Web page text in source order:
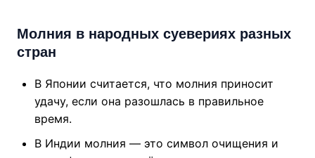
Молния в народных суевериях разных
стран
В Японии считается, что молния приносит
удачу, если она разошлась в правильное
время.
В Индии молния — это символ очищения и